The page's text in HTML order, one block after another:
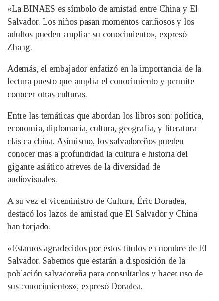
«La BINAES es símbolo de amistad entre China y El
Salvador. Los niños pasan momentos cariñosos y los
adultos pueden ampliar su conocimiento», expresó
Zhang.
Además, el embajador enfatizó en la importancia de la
lectura puesto que amplía el conocimiento y permite
conocer otras culturas.
Entre las temáticas que abordan los libros son: política,
economía, diplomacia, cultura, geografía, y literatura
clásica china. Asimismo, los salvadoreños pueden
conocer más a profundidad la cultura e historia del
gigante asiático atreves de la diversidad de
audiovisuales.
A su vez el viceministro de Cultura, Éric Doradea,
destacó los lazos de amistad que El Salvador y China
han forjado.
«Estamos agradecidos por estos títulos en nombre de El
Salvador. Sabemos que estarán a disposición de la
población salvadoreña para consultarlos y hacer uso de
sus conocimientos», expresó Doradea.